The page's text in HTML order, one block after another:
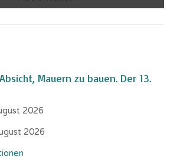
Mauern zu bauen. Der 13.
2026
2026